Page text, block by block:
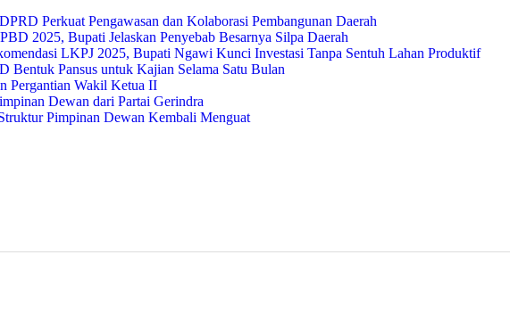
Perkuat Pengawasan dan Kolaborasi Pembangunan Daerah
2025, Bupati Jelaskan Penyebab Besarnya Silpa Daerah
LKPJ 2025, Bupati Ngawi Kunci Investasi Tanpa Sentuh Lahan Produktif
Pansus untuk Kajian Selama Satu Bulan
Pergantian Wakil Ketua II
Dewan dari Partai Gerindra
Pimpinan Dewan Kembali Menguat